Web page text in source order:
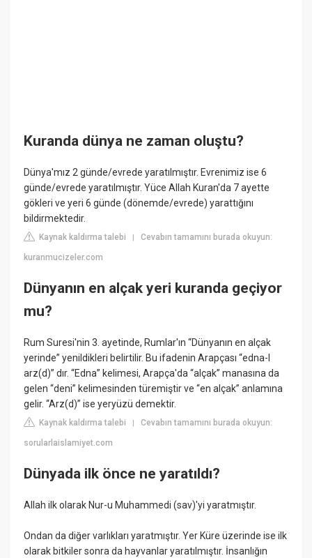
Kuranda dünya ne zaman oluştu?
Dünya'mız 2 günde/evrede yaratılmıştır. Evrenimiz ise 6
günde/evrede yaratılmıştır. Yüce Allah Kuran'da 7 ayette
gökleri ve yeri 6 günde (dönemde/evrede) yarattığını
bildirmektedir.
Kaynak kaldırma talebi |Cevabın tamamını burada okuyun:
kuranmucizeler.com
Dünyanın en alçak yeri kuranda geçiyor
mu?
Rum Suresi'nin 3. ayetinde, Rumlar'ın “Dünyanın en alçak
yerinde” yenildikleri belirtilir. Bu ifadenin Arapçası “edna-l
arz(d)” dır. “Edna” kelimesi, Arapça'da “alçak” manasına da
gelen “deni” kelimesinden türemiştir ve “en alçak” anlamına
gelir. “Arz(d)” ise yeryüzü demektir.
Kaynak kaldırma talebi |Cevabın tamamını burada okuyun:
sorularlaislamiyet.com
Dünyada ilk önce ne yaratıldı?
Allah ilk olarak Nur-u Muhammedi (sav)'yi yaratmıştır.
Ondan da diğer varlıkları yaratmıştır. Yer Küre üzerinde ise ilk
olarak bitkiler sonra da hayvanlar yaratılmıştır. İnsanlığın